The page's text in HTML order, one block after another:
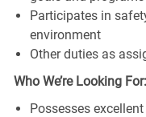
Participates in
environment
Other duties as
Who We’re Looking
Possesses